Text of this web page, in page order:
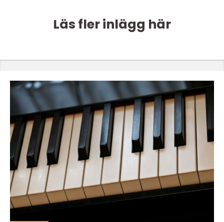
Läs fler inlägg här